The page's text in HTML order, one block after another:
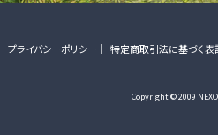
プライバシーポリシー 特定商取引法に基づく表
Copyright © 2009